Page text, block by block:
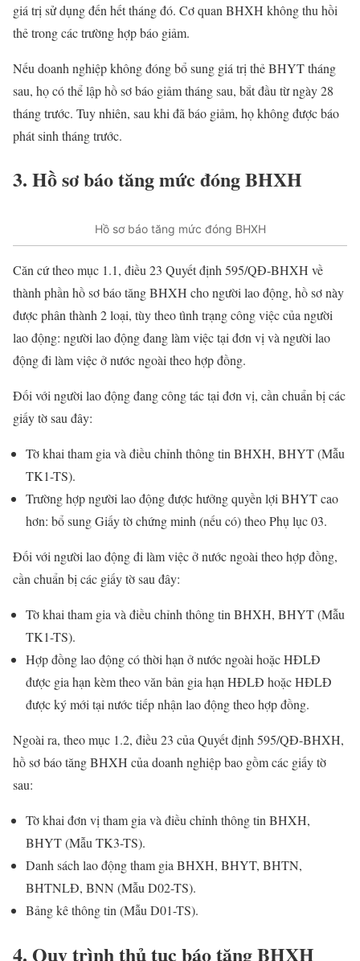
giá trị sử dụng đến hết tháng đó. Cơ quan BHXH không thu hồi
thẻ trong các trường hợp báo giảm.
Nếu doanh nghiệp không đóng bổ sung giá trị thẻ BHYT tháng
sau, họ có thể lập hồ sơ báo giảm tháng sau, bắt đầu từ ngày 28
tháng trước. Tuy nhiên, sau khi đã báo giảm, họ không được báo
phát sinh tháng trước.
3. Hồ sơ báo tăng mức đóng BHXH
Hồ sơ báo tăng mức đóng BHXH
Căn cứ theo mục 1.1, điều 23 Quyết định 595/QĐ-BHXH về
thành phần hồ sơ báo tăng BHXH cho người lao động, hồ sơ này
được phân thành 2 loại, tùy theo tình trạng công việc của người
lao động: người lao động đang làm việc tại đơn vị và người lao
động đi làm việc ở nước ngoài theo hợp đồng.
Đối với người lao động đang công tác tại đơn vị, cần chuẩn bị các
giấy tờ sau đây:
Tờ khai tham gia và điều chỉnh thông tin BHXH, BHYT (Mẫu
TK1-TS).
Trường hợp người lao động được hưởng quyền lợi BHYT cao
hơn: bổ sung Giấy tờ chứng minh (nếu có) theo Phụ lục 03.
Đối với người lao động đi làm việc ở nước ngoài theo hợp đồng,
cần chuẩn bị các giấy tờ sau đây:
Tờ khai tham gia và điều chỉnh thông tin BHXH, BHYT (Mẫu
TK1-TS).
Hợp đồng lao động có thời hạn ở nước ngoài hoặc HĐLĐ
được gia hạn kèm theo văn bản gia hạn HĐLĐ hoặc HĐLĐ
được ký mới tại nước tiếp nhận lao động theo hợp đồng.
Ngoài ra, theo mục 1.2, điều 23 của Quyết định 595/QĐ-BHXH,
hồ sơ báo tăng BHXH của doanh nghiệp bao gồm các giấy tờ
sau:
Tờ khai đơn vị tham gia và điều chỉnh thông tin BHXH,
BHYT (Mẫu TK3-TS).
Danh sách lao động tham gia BHXH, BHYT, BHTN,
BHTNLĐ, BNN (Mẫu D02-TS).
Bảng kê thông tin (Mẫu D01-TS).
4. Quy trình thủ tục báo tăng BHXH